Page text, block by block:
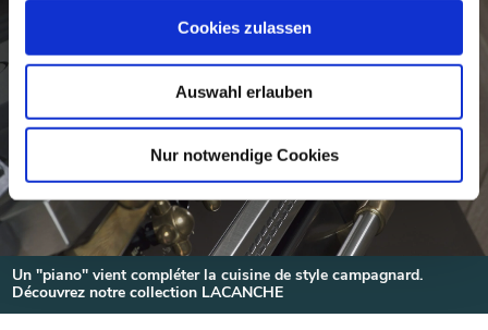
Cookies zulassen
Auswahl erlauben
Nur notwendige Cookies
Un "piano" vient compléter la cuisine de style campagnard.
Découvrez notre collection LACANCHE